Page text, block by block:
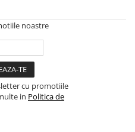
noastre
cu promotiile
in Politica de